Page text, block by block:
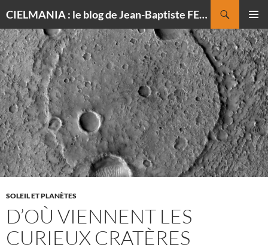
CIELMANIA : le blog de Jean-Baptiste FELDMANN, photographe du ciel
MENU
AU
CONTENU
SOLEIL ET PLANÈTES
D’OÙ VIENNENT LES
CURIEUX CRATÈRES